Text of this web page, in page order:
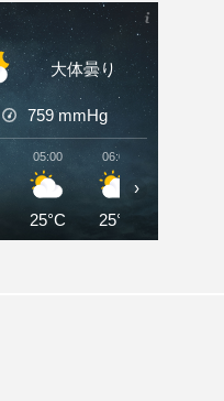
大体曇り
759mmHg
05:00
25°C
06:00
25°C
›